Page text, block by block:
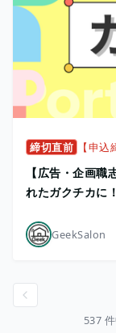
締切直前 【申
【広告・企画
れたガクチカに
GeekSalon
537